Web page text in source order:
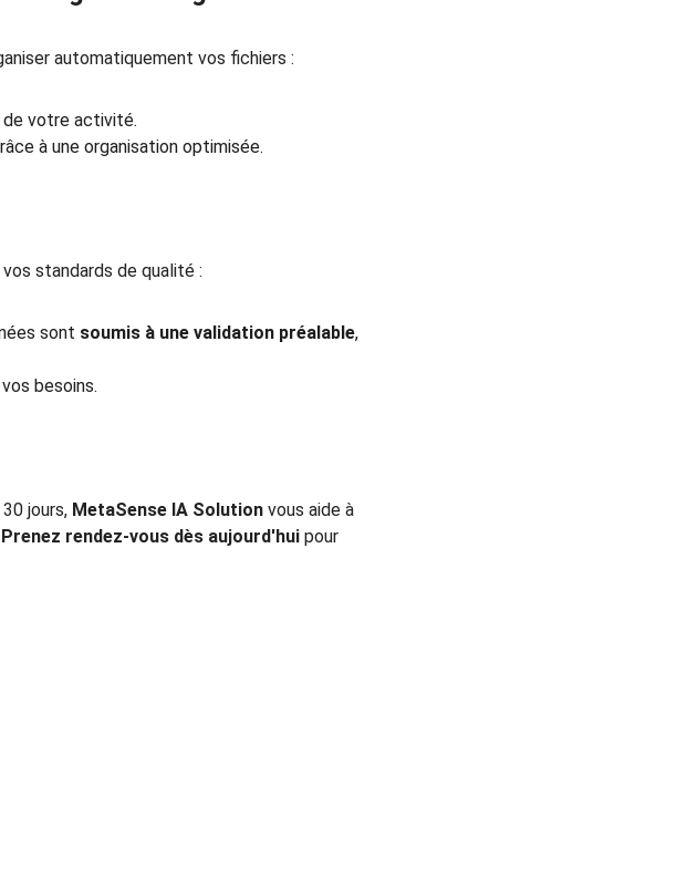
automatiquement vos fichiers :
de votre activité.
à une organisation optimisée.
standards de qualité :
sont soumis à une validation préalable,
besoins.
jours, MetaSense IA Solution vous aide à
Prenez rendez-vous dès aujourd'hui pour